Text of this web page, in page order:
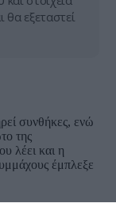
θα εξεταστεί